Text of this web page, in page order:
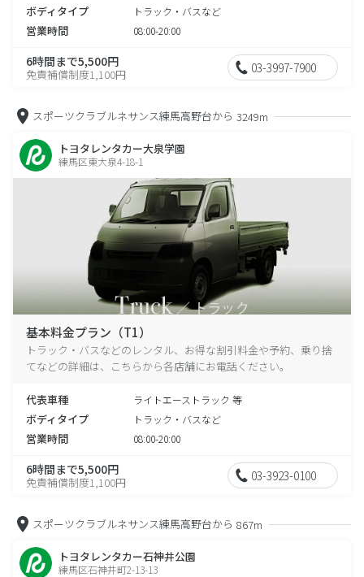
ボディタイプ トラック・バスなど
営業時間 08:00-20:00
6時間まで5,500円
免責補償制度1,100円 03-3997-7900
スポーツクラブルネサンス練馬高野台から 3249m
トヨタレンタカー大泉学園
練馬区東大泉4-18-1
基本料金プラン（T1）
トラック・バスなどのレンタル、お得な割引料金や予約、乗り捨
てなどの詳細は、こちらから各店舗にお電話ください。
代表車種 ライトエーストラック 等
ボディタイプ トラック・バスなど
営業時間 08:00-20:00
6時間まで5,500円
免責補償制度1,100円 03-3923-0100
スポーツクラブルネサンス練馬高野台から 867m
トヨタレンタカー石神井公園
練馬区石神井町2-13-13